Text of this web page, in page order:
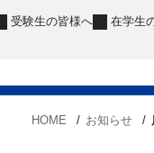
受験生の皆様へ 在学生
HOME お知らせ